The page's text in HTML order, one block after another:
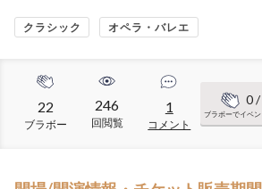
クラシック オペラ・バレエ
22
ブラボー
246
回閲覧
1
コメント
0/
ブラボーでイベン